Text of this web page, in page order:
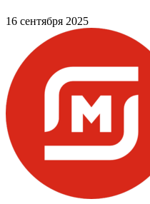
16 сентября 2025